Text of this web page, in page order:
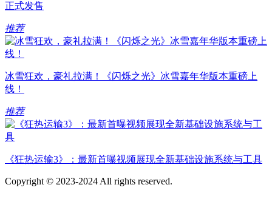
正式发售
推荐
冰雪狂欢，豪礼拉满！《闪烁之光》冰雪嘉年华版本重磅上
线！
推荐
《狂热运输3》：最新首曝视频展现全新基础设施系统与工具
Copyright © 2023-2024 All rights reserved.